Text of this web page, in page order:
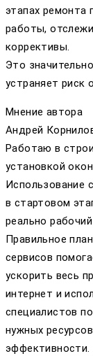
этапах ремонта
работы,
коррективы.
Это
устраняет риск
Мнение автора
Андрей
Работаю в
установкой
Использование
в стартовом
реально
Правильное
сервисов
ускорить весь
интернет и
специалистов
нужных
эффективности.